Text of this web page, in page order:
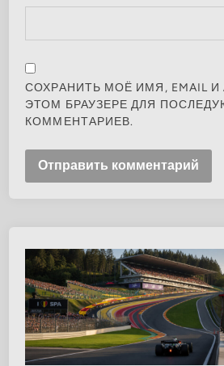
СОХРАНИТЬ МОЁ ИМЯ, EMAIL И
ЭТОМ БРАУЗЕРЕ ДЛЯ
КОММЕНТАРИЕВ.